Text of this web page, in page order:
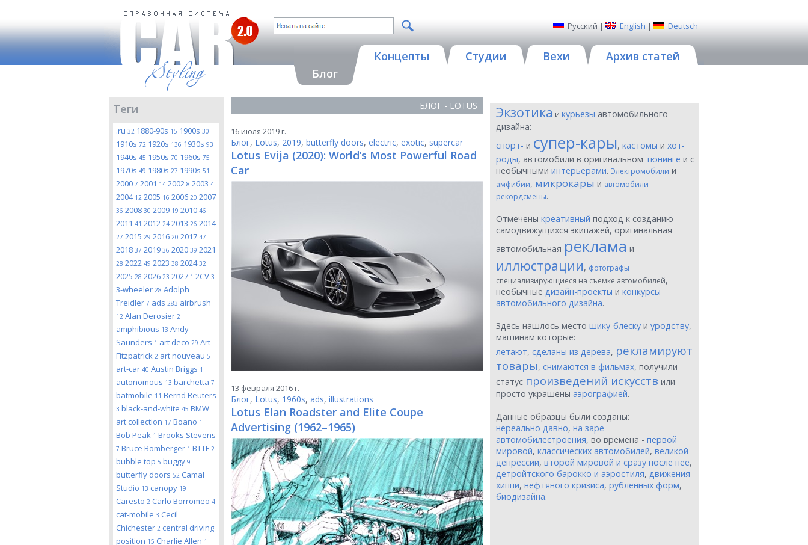
Русский | English | Deutsch
Блог
Концепты Студии Вехи Архив статей
Теги
.ru 32 1880-90s 15 1900s 30
1910s 72 1920s 136 1930s 93
1940s 45 1950s 70 1960s 75
1970s 49 1980s 27 1990s 51
2000 7 2001 14 2002 8 2003 4
2004 12 2005 16 2006 20 2007
36 2008 30 2009 19 2010 46
2011 41 2012 24 2013 26 2014
27 2015 29 2016 20 2017 47
2018 37 2019 36 2020 39 2021
28 2022 49 2023 38 202432
2025 28 2026 23 2027 1 2CV 3
3-wheeler 28 Adolph
Treidler 7 ads 283 airbrush
12 Alan Derosier 2
amphibious 13 Andy
Saunders 1 art deco 29 Art
Fitzpatrick 2 art nouveau 5
art-car 40 Austin Briggs 1
autonomous 13 barchetta 7
batmobile 11 Bernd Reuters
3 black-and-white 45 BMW
art collection 17 Boano 1
Bob Peak 1 Brooks Stevens
7 Bruce Bomberger 1 BTTF 2
bubble top 5 buggy 9
butterfly doors 52 Camal
Studio 13 canopy 19
Caresto 2 Carlo Borromeo 4
cat-mobile 3 Cecil
Chichester 2 central driving
position 15 Charlie Allen 1
БЛОГ - LOTUS
16 июля 2019 г.
Блог, Lotus, 2019, butterfly doors, electric, exotic, supercar
Lotus Evija (2020): World’s Most Powerful Road
Car
13 февраля 2016 г.
Блог, Lotus, 1960s, ads, illustrations
Lotus Elan Roadster and Elite Coupe
Advertising (1962–1965)
Экзотика и курьезы автомобильного
дизайна:
спорт- и супер-кары, кастомы и хот-
роды, автомобили в оригинальном тюнинге и с
необычными интерьерами. Электромобили и
амфибии, микрокары и автомобили-
рекордсмены.
Отмечены креативный подход к созданию
самодвижущихся экипажей, оригинальная
автомобильная реклама и
иллюстрации, фотографы
специализирующиеся на съемке автомобилей,
необычные дизайн-проекты и конкурсы
автомобильного дизайна.
Здесь нашлось место шику-блеску и уродству,
машинам которые:
летают, сделаны из дерева, рекламируют
товары, снимаются в фильмах, получили
статус произведений искусств или
просто украшены аэрографией.
Данные образцы были созданы:
нереально давно, на заре
автомобилестроения, во времена - первой
мировой, классических автомобилей, великой
депрессии, второй мировой и сразу после неё,
детройтского барокко и аэростиля, движения
хиппи, нефтяного кризиса, рубленных форм,
биодизайна.